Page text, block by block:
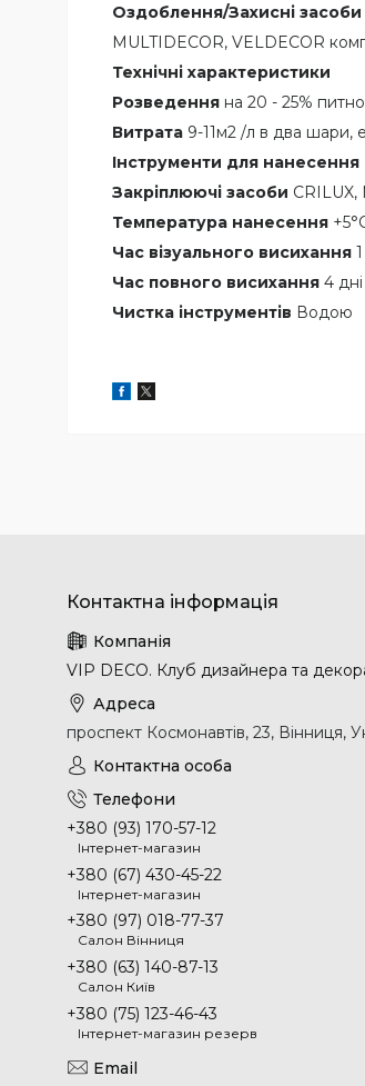
Оздоблення/Захисні засоби
MULTIDECOR, VELDECOR
Технічні характеристики
Розведення на 20 - 25%
Витрата 9-11м2 /л в два шари,
Інструменти для нанесення
Закріплюючі засоби CRILUX,
Температура нанесення
Час візуального висихання
Час повного висихання 4
Чистка інструментів Водою
VIP DECO. Клуб дизайнера та
проспект Космонавтів, 23, Вінниця,
+380 (93) 170-57-12
Інтернет-магазин
+380 (67) 430-45-22
Інтернет-магазин
+380 (97) 018-77-37
Салон Вінниця
+380 (63) 140-87-13
Салон Київ
+380 (75) 123-46-43
Інтернет-магазин резерв